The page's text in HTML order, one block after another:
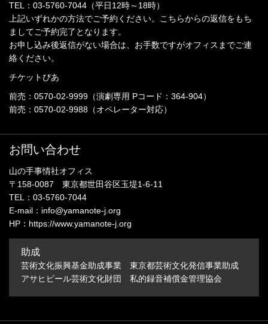
TEL：03-5760-7044（平日12時～18時）
上記いずれかの方法でご予約ください。こちらからの返信をもち
ましてご予約完了となります。
お申し込み後返信がない場合は、お手数ですがオフィスまでご連
絡ください。
チケットぴあ
前売：0570-02-9999（演劇専用 Pコード：364-904）
前売：0570-02-9988（オペレーター対応）
お問い合わせ
山の手事情社オフィス
〒158-0087 東京都世田谷区玉堤1-6-11
TEL：03-5760-7044
E-mail：info@yamanote-j.org
HP：https://www.yamanote-j.org
助成
芸術文化振興基金助成事業 東京都芸術文化発信事業助成
アサヒビール芸術文化財団 私的録音補償金管理協会